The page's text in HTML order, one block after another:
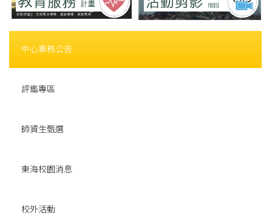
中心事務公告
評鑑專區
師資生甄選
東海校園消息
校外活動